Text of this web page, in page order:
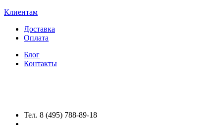
Клиентам
Доставка
Оплата
Блог
Контакты
Тел. 8 (495) 788-89-18